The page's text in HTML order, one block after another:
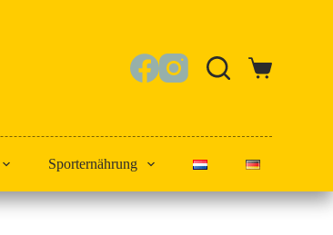
Warenkorb
Sporternährung